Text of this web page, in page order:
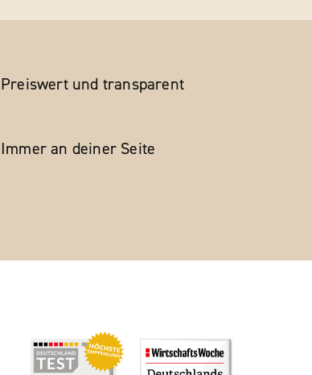
Preiswert und transparent
Immer an deiner Seite